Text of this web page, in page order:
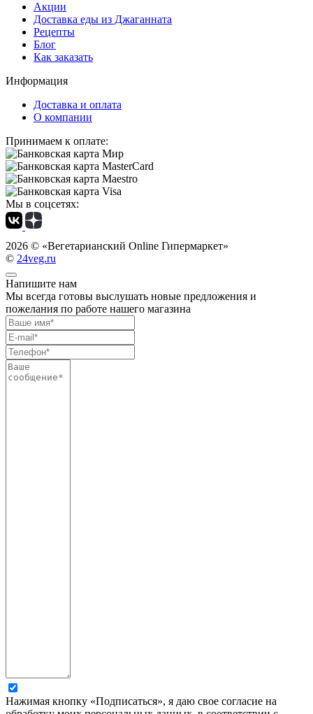
Акции
Доставка еды из Джаганната
Рецепты
Блог
Как заказать
Информация
Доставка и оплата
О компании
Принимаем к оплате:
Мы в соцсетях:
2026 © «Вегетарианский Online Гипермаркет»
© 24veg.ru
Напишите нам
Мы всегда готовы выслушать новые предложения и
пожелания по работе нашего магазина
Нажимая кнопку «Подписаться», я даю свое согласие на